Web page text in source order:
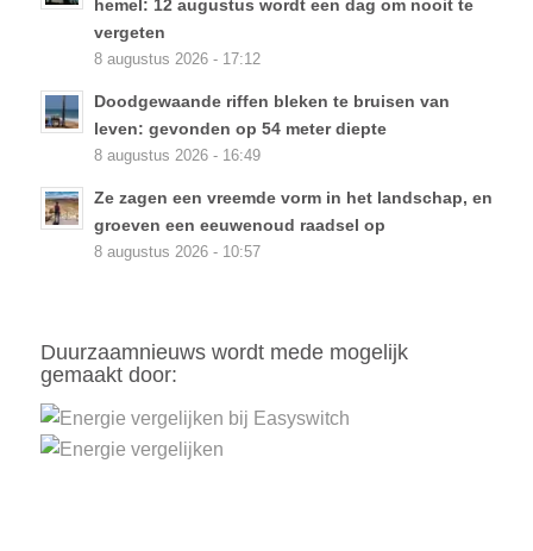
hemel: 12 augustus wordt een dag om nooit te
vergeten
8 augustus 2026 - 17:12
Doodgewaande riffen bleken te bruisen van
leven: gevonden op 54 meter diepte
8 augustus 2026 - 16:49
Ze zagen een vreemde vorm in het landschap, en
groeven een eeuwenoud raadsel op
8 augustus 2026 - 10:57
Duurzaamnieuws wordt mede mogelijk
gemaakt door: